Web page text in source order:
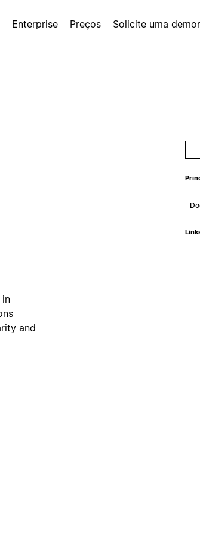
Enterprise Preços Solicite uma
in
and